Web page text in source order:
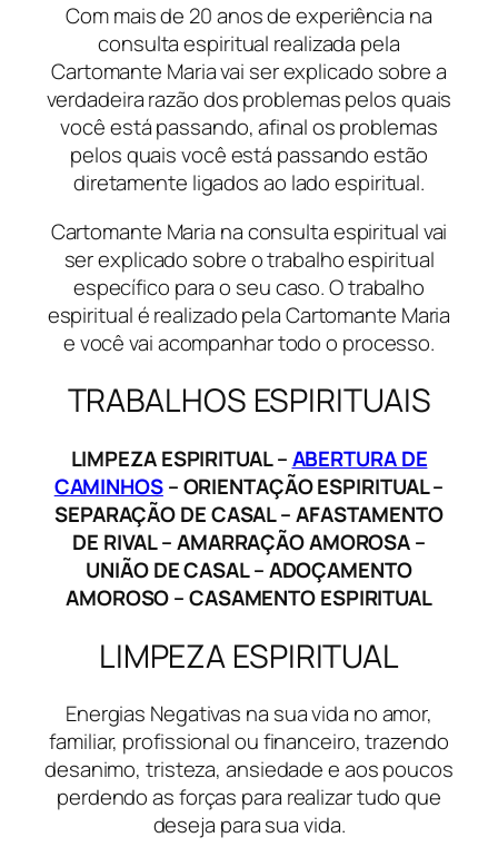
Com mais de 20 anos de experiência na
consulta espiritual realizada pela
Cartomante Maria vai ser explicado sobre a
verdadeira razão dos problemas pelos quais
você está passando, afinal os problemas
pelos quais você está passando estão
diretamente ligados ao lado espiritual.
Cartomante Maria na consulta espiritual vai
ser explicado sobre o trabalho espiritual
específico para o seu caso. O trabalho
espiritual é realizado pela Cartomante Maria
e você vai acompanhar todo o processo.
TRABALHOS ESPIRITUAIS
LIMPEZA ESPIRITUAL –ABERTURA DE
CAMINHOS– ORIENTAÇÃO ESPIRITUAL –
SEPARAÇÃO DE CASAL – AFASTAMENTO
DE RIVAL – AMARRAÇÃO AMOROSA –
UNIÃO DE CASAL – ADOÇAMENTO
AMOROSO – CASAMENTO ESPIRITUAL
LIMPEZA ESPIRITUAL
Energias Negativas na sua vida no amor,
familiar, profissional ou financeiro, trazendo
desanimo, tristeza, ansiedade e aos poucos
perdendo as forças para realizar tudo que
deseja para sua vida.